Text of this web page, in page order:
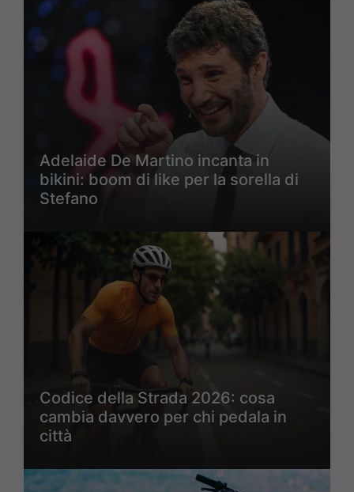
Adelaide De Martino incanta in
bikini: boom di like per la sorella di
Stefano
Codice della Strada 2026: cosa
cambia davvero per chi pedala in
città